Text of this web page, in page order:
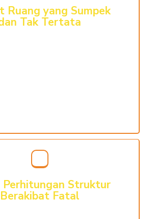
Ruang yang Sumpek
Tak Tertata
Perhitungan Struktur
Berakibat Fatal